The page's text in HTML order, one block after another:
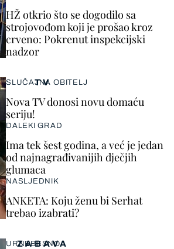
HŽ otkrio što se dogodilo sa
strojovođom koji je prošao kroz
crveno: Pokrenut inspekcijski
nadzor
ZABAVA
URNEBESNO
TV
SLUČAJNA OBITELJ
Nova TV donosi novu domaću
seriju!
DALEKI GRAD
Ima tek šest godina, a već je jedan
od najnagrađivanijih dječjih
glumaca
NASLJEDNIK
ANKETA: Koju ženu bi Serhat
trebao izabrati?